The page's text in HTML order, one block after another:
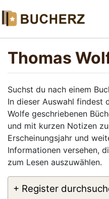
Thomas
Suchst du nach einem
In dieser Auswahl findest
Wolfe geschriebenen
und mit kurzen Notizen
Erscheinungsjahr und
Informationen versehen,
zum Lesen auszuwählen.
+ Register